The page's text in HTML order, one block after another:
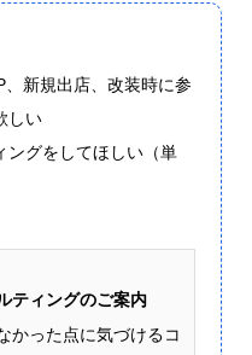
新規出店、改装時に参
しい
ングをしてほしい（単
ティングのご案内
かった点に気づけるコ